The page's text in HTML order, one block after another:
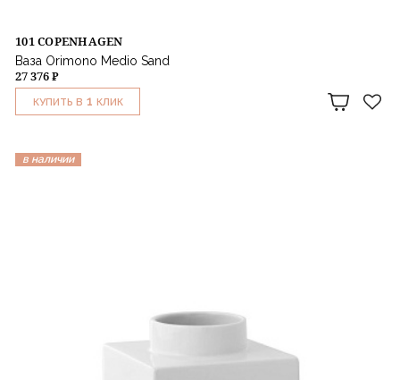
101 COPENHAGEN
Ваза Orimono Medio Sand
27 376 ₽
КУПИТЬ В 1 КЛИК
в наличии